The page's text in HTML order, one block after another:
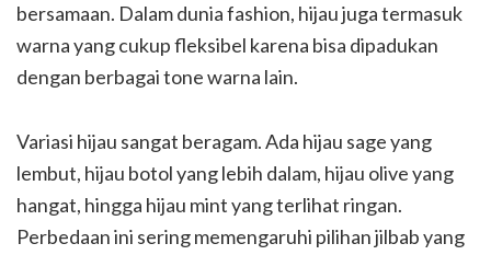
bersamaan. Dalam dunia fashion, hijau juga termasuk
warna yang cukup fleksibel karena bisa dipadukan
dengan berbagai tone warna lain.
Variasi hijau sangat beragam. Ada hijau sage yang
lembut, hijau botol yang lebih dalam, hijau olive yang
hangat, hingga hijau mint yang terlihat ringan.
Perbedaan ini sering memengaruhi pilihan jilbab yang